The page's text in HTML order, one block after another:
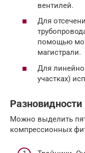
вентилей.
Для
помощью
магистрали.
Для
участках)
Можно выделить
компрессионных